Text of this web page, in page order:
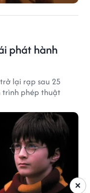
phát hành
lại rạp sau 25
trình phép thuật
×